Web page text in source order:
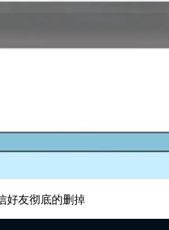
好友彻底的删掉